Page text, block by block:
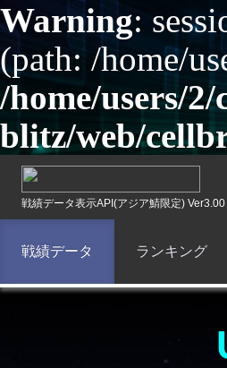
Warning:
(path: /home/
/home/users/
blitz/web/
戦績データ表示API(アジア鯖限定) Ver3.00
戦績データ ランキング